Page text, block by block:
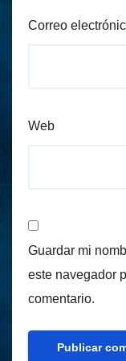
Correo
Web
Guardar mi
este navegador
comentario.